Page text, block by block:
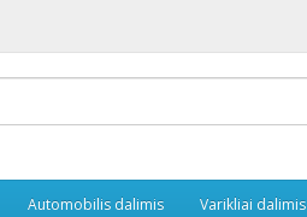
Automobilis dalimis Varikliai dalimis